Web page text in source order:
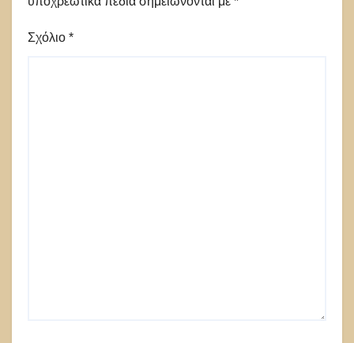
Σχόλιο *